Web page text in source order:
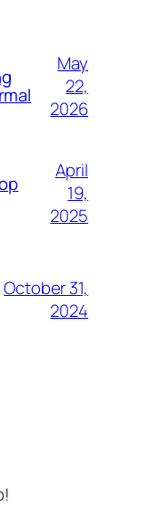
May
22,
2026
April
19,
2025
October 31,
2024